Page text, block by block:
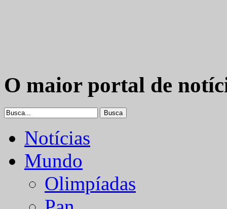
O maior portal de
Notícias
Mundo
Olimpíadas